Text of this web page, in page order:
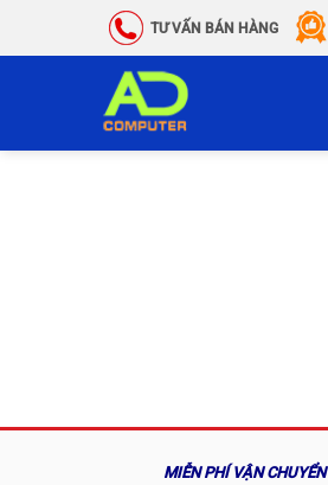
TƯ VẤN BÁN HÀNG
MIỄN PHÍ VẬN CHUYỂN